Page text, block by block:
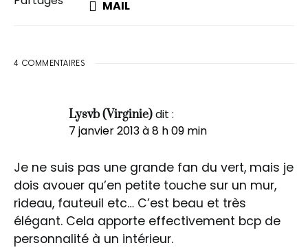
MAIL
4 COMMENTAIRES
Lysvb (Virginie)dit :
7 janvier 2013 à 8 h 09 min
Je ne suis pas une grande fan du vert, mais je
dois avouer qu’en petite touche sur un mur,
rideau, fauteuil etc… C’est beau et très
élégant. Cela apporte effectivement bcp de
personnalité à un intérieur.